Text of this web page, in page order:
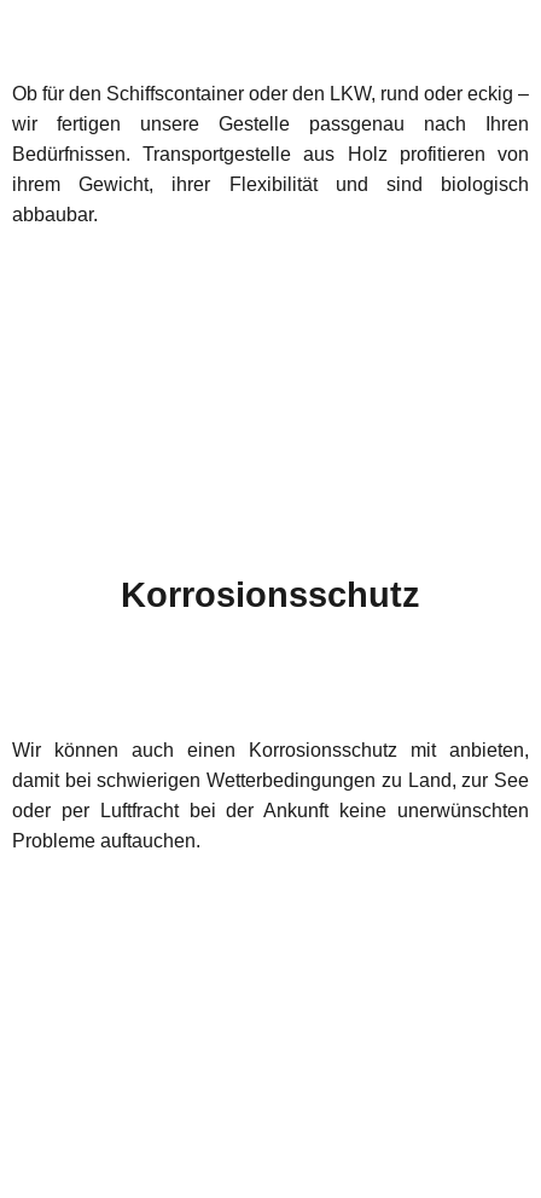
Ob für den Schiffscontainer oder den LKW, rund oder eckig –
wir fertigen unsere Gestelle passgenau nach Ihren
Bedürfnissen. Transportgestelle aus Holz profitieren von
ihrem Gewicht, ihrer Flexibilität und sind biologisch
abbaubar.
Korrosionsschutz
Wir können auch einen Korrosionsschutz mit anbieten,
damit bei schwierigen Wetterbedingungen zu Land, zur See
oder per Luftfracht bei der Ankunft keine unerwünschten
Probleme auftauchen.